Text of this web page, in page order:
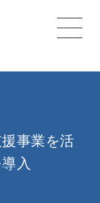
事業を活
入